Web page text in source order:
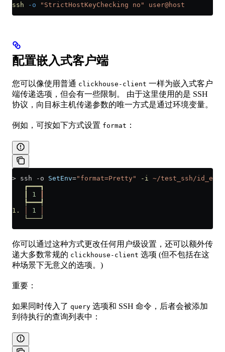
ssh -o "StrictHostKeyChecking no" user@host
配置嵌入式客户端
您可以像使用普通 clickhouse-client 一样为嵌入式客户
端传递选项，但会有一些限制。 由于这里使用的是 SSH
协议，向目标主机传递参数的唯一方式是通过环境变量。
例如，可按如下方式设置 format ：
> ssh -o SetEnv="format=Pretty" -i
~/test_ssh/
   ┏━━━┓
1
   ┡━━━┩
1.
1
   └───┘
你可以通过这种方式更改任何用户级设置，还可以额外传
递大多数常规的 clickhouse-client 选项 (但不包括在这
种场景下无意义的选项。)
重要：
如果同时传入了 query 选项和 SSH 命令，后者会被添加
到待执行的查询列表中：